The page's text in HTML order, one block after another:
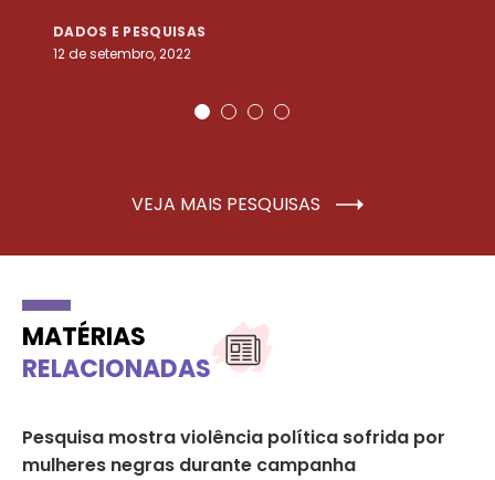
DADOS E PESQUISAS
12 de setembro, 2022
VEJA MAIS PESQUISAS
MATÉRIAS
RELACIONADAS
Pesquisa mostra violência política sofrida por
mulheres negras durante campanha